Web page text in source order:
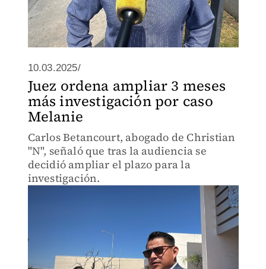
10.03.2025/
Juez ordena ampliar 3 meses
más investigación por caso
Melanie
Carlos Betancourt, abogado de Christian
"N", señaló que tras la audiencia se
decidió ampliar el plazo para la
investigación.